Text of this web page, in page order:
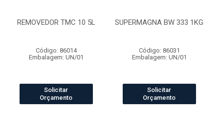
REMOVEDOR TMC 10 5L
Código: 86014
Embalagem: UN/01
Solicitar
Orçamento
SUPERMAGNA BW 333 1KG
Código: 86031
Embalagem: UN/01
Solicitar
Orçamento